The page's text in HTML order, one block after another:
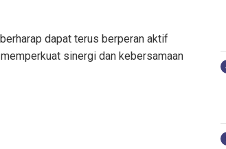
dapat terus berperan aktif
sinergi dan kebersamaan